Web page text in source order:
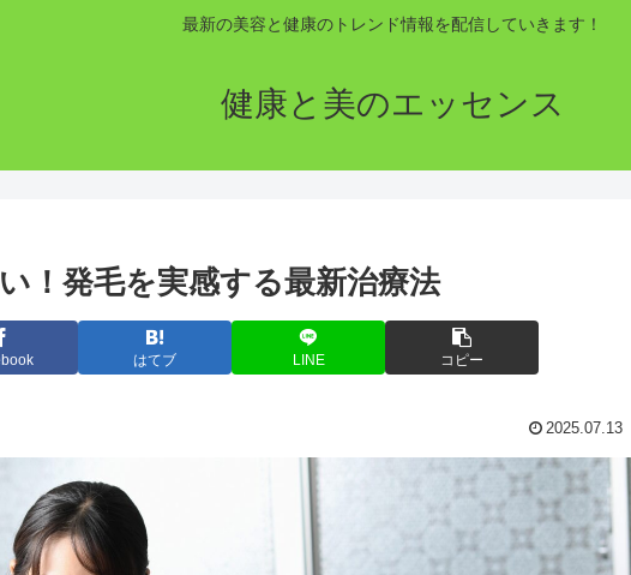
最新の美容と健康のトレンド情報を配信していきます！
健康と美のエッセンス
！発毛を実感する最新治療法
はてブ LINE コピー
2025.07.13